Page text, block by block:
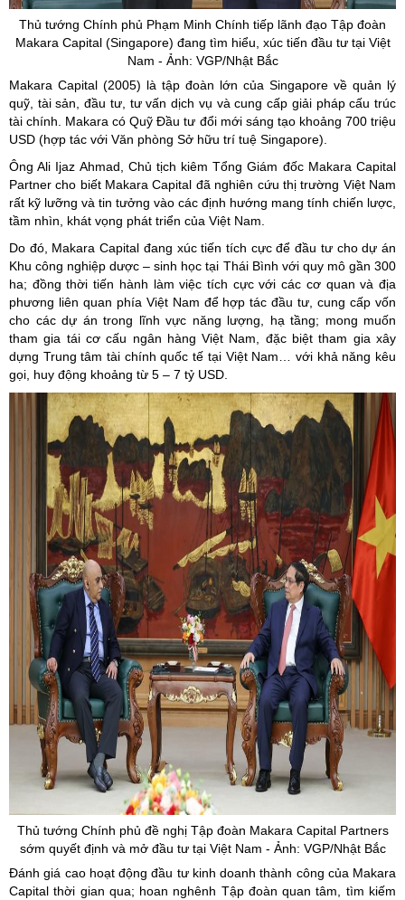
Thủ tướng Chính phủ Phạm Minh Chính tiếp lãnh đạo Tập đoàn
Makara Capital(Singapore) đang tìm hiểu, xúc tiến đầu tư tại Việt
Nam - Ảnh: VGP/Nhật Bắc
Makara Capital (2005) là tập đoàn lớn của Singapore về quản lý
quỹ, tài sản, đầu tư, tư vấn dịch vụ và cung cấp giải pháp cấu trúc
tài chính. Makara có Quỹ Đầu tư đổi mới sáng tạo khoảng 700 triệu
USD (hợp tác với Văn phòng Sở hữu trí tuệ Singapore).
Ông Ali Ijaz Ahmad, Chủ tịch kiêm Tổng Giám đốc Makara Capital
Partner cho biết Makara Capital đã nghiên cứu thị trường Việt Nam
rất kỹ lưỡng và tin tưởng vào các định hướng mang tính chiến lược,
tầm nhìn, khát vọng phát triển của Việt Nam.
Do đó, Makara Capital đang xúc tiến tích cực để đầu tư cho dự án
Khu công nghiệp dược – sinh học tại Thái Bình với quy mô gần 300
ha; đồng thời tiến hành làm việc tích cực với các cơ quan và địa
phương liên quan phía Việt Nam để hợp tác đầu tư, cung cấp vốn
cho các dự án trong lĩnh vực năng lượng, hạ tầng; mong muốn
tham gia tái cơ cấu ngân hàng Việt Nam, đặc biệt tham gia xây
dựng Trung tâm tài chính quốc tế tại Việt Nam… với khả năng kêu
gọi, huy động khoảng từ 5 – 7 tỷ USD.
Thủ tướng Chính phủ đề nghị Tập đoàn Makara Capital Partners
sớm quyết định và mở đầu tư tại Việt Nam - Ảnh: VGP/Nhật Bắc
Đánh giá cao hoạt động đầu tư kinh doanh thành công của Makara
Capital thời gian qua; hoan nghênh Tập đoàn quan tâm, tìm kiếm